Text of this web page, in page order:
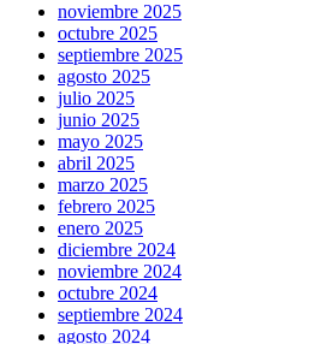
noviembre 2025
octubre 2025
septiembre 2025
agosto 2025
julio 2025
junio 2025
mayo 2025
abril 2025
marzo 2025
febrero 2025
enero 2025
diciembre 2024
noviembre 2024
octubre 2024
septiembre 2024
agosto 2024